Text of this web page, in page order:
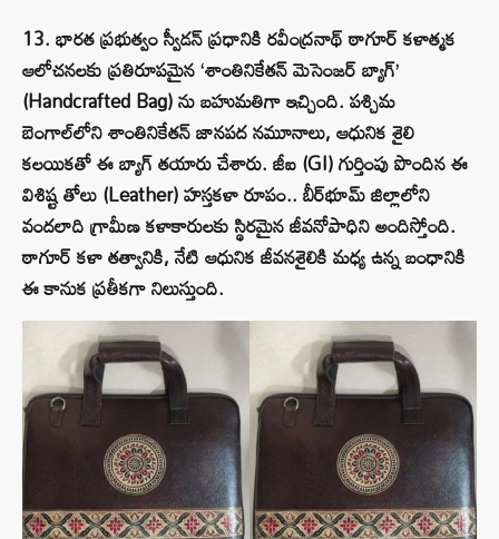
13. భారత ప్రభుత్వం స్వీడన్ ప్రధానికి రవీంద్రనాథ్ ఠాగూర్ కళాత్మక
ఆలోచనలకు ప్రతిరూపమైన ‘శాంతినికేతన్ మెసెంజర్ బ్యాగ్’
(Handcrafted Bag) ను బహుమతిగా ఇచ్చింది. పశ్చిమ
బెంగాల్‌లోని శాంతినికేతన్ జానపద నమూనాలు, ఆధునిక శైలి
కలయికతో ఈ బ్యాగ్ తయారు చేశారు. జీఐ (GI) గుర్తింపు పొందిన ఈ
విశిష్ట తోలు (Leather) హస్తకళా రూపం.. బీర్‌భూమ్ జిల్లాలోని
వందలాది గ్రామీణ కళాకారులకు స్థిరమైన జీవనోపాధిని అందిస్తోంది.
ఠాగూర్ కళా తత్వానికి, నేటి ఆధునిక జీవనశైలికి మధ్య ఉన్న బంధానికి
ఈ కానుక ప్రతీకగా నిలుస్తుంది.